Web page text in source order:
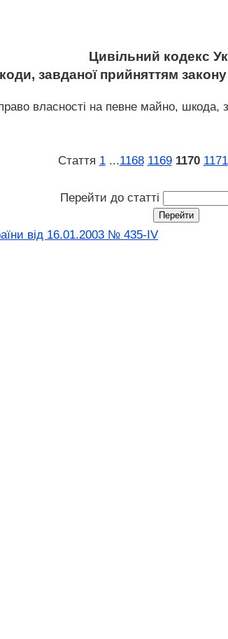
Цивільний кодекс
завданої прийняттям
власності на певне майно,
Стаття 1 ...1168 1169 1170 1171
Перейти до статті
від 16.01.2003 № 435-IV